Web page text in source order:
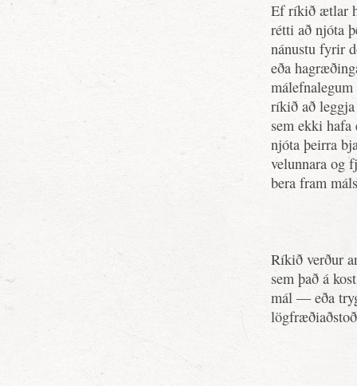
Ef ríkið ætlar
rétti að njóta
nánustu fyrir
eða
ríkið að
sem ekki
njóta þeirra
velunnara og
bera fram
Ríkið verður
sem það á
mál — eða